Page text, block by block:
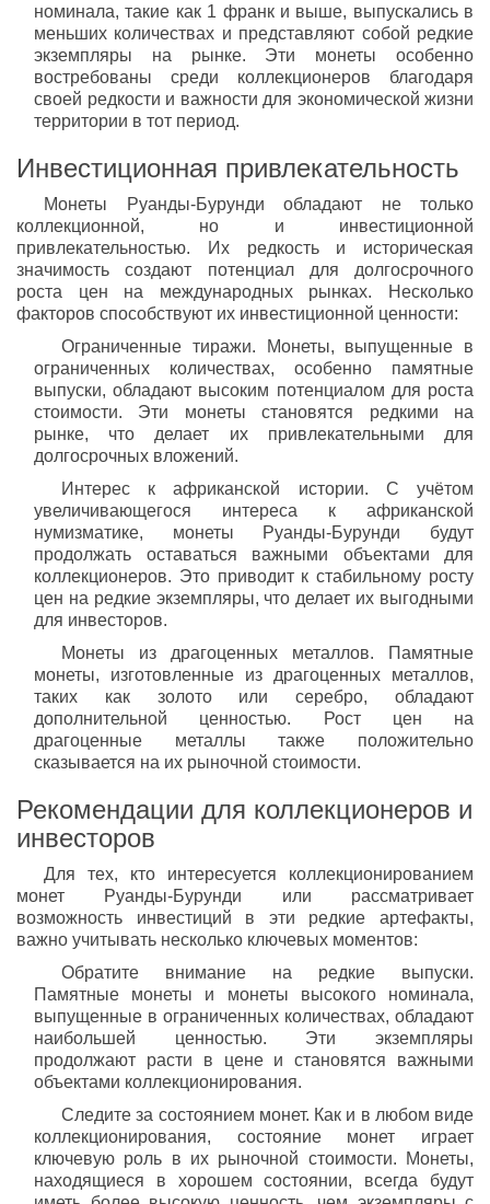
номинала, такие как 1 франк и выше, выпускались в
меньших количествах и представляют собой редкие
экземпляры на рынке. Эти монеты особенно
востребованы среди коллекционеров благодаря
своей редкости и важности для экономической жизни
территории в тот период.
Инвестиционная привлекательность
Монеты Руанды-Бурунди обладают не только
коллекционной, но и инвестиционной
привлекательностью. Их редкость и историческая
значимость создают потенциал для долгосрочного
роста цен на международных рынках. Несколько
факторов способствуют их инвестиционной ценности:
Ограниченные тиражи. Монеты, выпущенные в
ограниченных количествах, особенно памятные
выпуски, обладают высоким потенциалом для роста
стоимости. Эти монеты становятся редкими на
рынке, что делает их привлекательными для
долгосрочных вложений.
Интерес к африканской истории. С учётом
увеличивающегося интереса к африканской
нумизматике, монеты Руанды-Бурунди будут
продолжать оставаться важными объектами для
коллекционеров. Это приводит к стабильному росту
цен на редкие экземпляры, что делает их выгодными
для инвесторов.
Монеты из драгоценных металлов. Памятные
монеты, изготовленные из драгоценных металлов,
таких как золото или серебро, обладают
дополнительной ценностью. Рост цен на
драгоценные металлы также положительно
сказывается на их рыночной стоимости.
Рекомендации для коллекционеров и
инвесторов
Для тех, кто интересуется коллекционированием
монет Руанды-Бурунди или рассматривает
возможность инвестиций в эти редкие артефакты,
важно учитывать несколько ключевых моментов:
Обратите внимание на редкие выпуски.
Памятные монеты и монеты высокого номинала,
выпущенные в ограниченных количествах, обладают
наибольшей ценностью. Эти экземпляры
продолжают расти в цене и становятся важными
объектами коллекционирования.
Следите за состоянием монет. Как и в любом виде
коллекционирования, состояние монет играет
ключевую роль в их рыночной стоимости. Монеты,
находящиеся в хорошем состоянии, всегда будут